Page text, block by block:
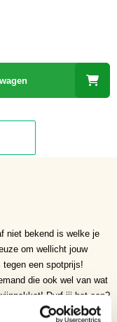
niet bekend is welke je
om wellicht jouw
een spotprijs!
die ook wel van wat
Durf jij het aan?